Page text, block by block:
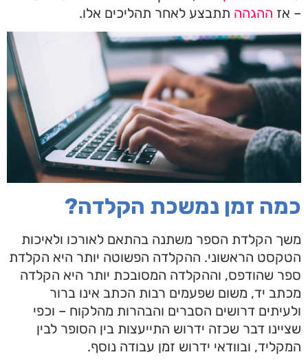
– אז ההגהה תתבצע לאחר תהליכים אלו.
כמה זמן נמשכת הקלדה?
משך הקלדת הספר משתנה בהתאם לאורכו ולאיכות
הטקסט הראשוני. ההקלדה הפשוטה יותר היא הקלדת
ספר שהודפס, וההקלדה המסובכת יותר היא הקלדה
מכתב יד, משום שפעמים רבות הכתב אינו ברור
ולעיתים דרושים הסברים והבהרות מהלקוח – וכפי
שציינו דבר שכזה ידרוש התייעצות בין הסופר לבין
המקליד, ובוודאי ידרוש זמן עבודה נוסף.